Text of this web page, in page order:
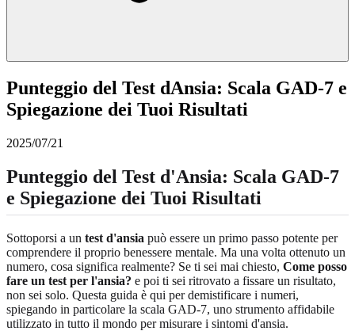
Punteggio del Test dAnsia: Scala GAD-7 e
Spiegazione dei Tuoi Risultati
2025/07/21
Punteggio del Test d'Ansia: Scala GAD-7
e Spiegazione dei Tuoi Risultati
Sottoporsi a un test d'ansia può essere un primo passo potente per
comprendere il proprio benessere mentale. Ma una volta ottenuto un
numero, cosa significa realmente? Se ti sei mai chiesto, Come posso
fare un test per l'ansia? e poi ti sei ritrovato a fissare un risultato,
non sei solo. Questa guida è qui per demistificare i numeri,
spiegando in particolare la scala GAD-7, uno strumento affidabile
utilizzato in tutto il mondo per misurare i sintomi d'ansia.